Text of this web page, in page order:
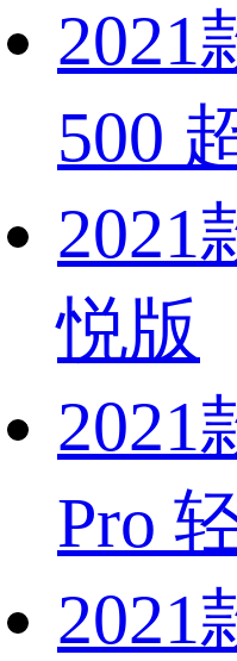
500
2021
悦版
Pro